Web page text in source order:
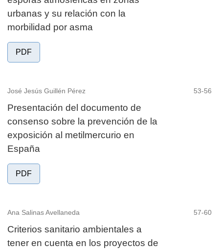
urbanas y su relación con la
morbilidad por asma
PDF
José Jesús Guillén Pérez 53-56
Presentación del documento de
consenso sobre la prevención de la
exposición al metilmercurio en
España
PDF
Ana Salinas Avellaneda 57-60
Criterios sanitario ambientales a
tener en cuenta en los proyectos de